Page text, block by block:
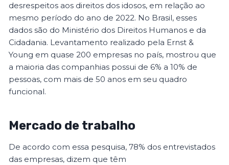
desrespeitos aos direitos dos idosos, em relação ao
mesmo período do ano de 2022. No Brasil, esses
dados são do Ministério dos Direitos Humanos e da
Cidadania. Levantamento realizado pela Ernst &
Young em quase 200 empresas no país, mostrou que
a maioria das companhias possui de 6% a 10% de
pessoas, com mais de 50 anos em seu quadro
funcional.
Mercado de trabalho
De acordo com essa pesquisa, 78% dos entrevistados
das empresas, dizem que têm